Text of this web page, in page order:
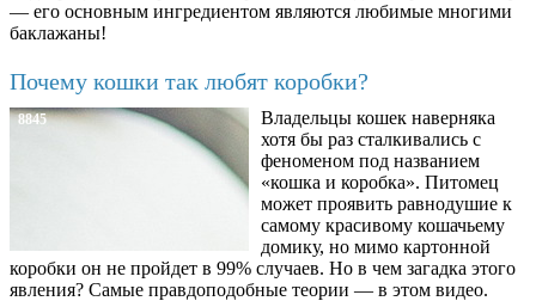
— его основным ингредиентом являются любимые многими
баклажаны!
Почему кошки так любят коробки?
8845
Владельцы кошек наверняка
хотя бы раз сталкивались с
феноменом под названием
«кошка и коробка». Питомец
может проявить равнодушие к
самому красивому кошачьему
домику, но мимо картонной
коробки он не пройдет в 99% случаев. Но в чем загадка этого
явления? Самые правдоподобные теории — в этом видео.